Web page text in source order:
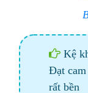
Kệ
Đạt cam
rất bền